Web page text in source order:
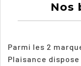
Nos
Parmi les 2
Plaisance